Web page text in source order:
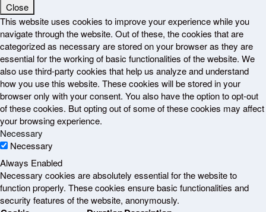
Close
This website uses cookies to improve your experience while you
navigate through the website. Out of these, the cookies that are
categorized as necessary are stored on your browser as they are
essential for the working of basic functionalities of the website. We
also use third-party cookies that help us analyze and understand
how you use this website. These cookies will be stored in your
browser only with your consent. You also have the option to opt-out
of these cookies. But opting out of some of these cookies may affect
your browsing experience.
Necessary
Necessary
Always Enabled
Necessary cookies are absolutely essential for the website to
function properly. These cookies ensure basic functionalities and
security features of the website, anonymously.